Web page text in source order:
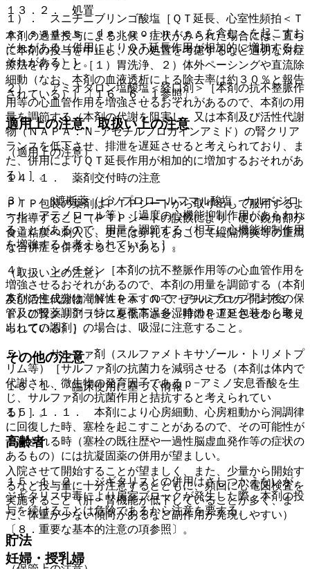
１３．２． 処置
本剤の過量投与による兆候・症状がみられた場合には、直ち
に本剤の投与を中止し、次の処置を考慮するなど適切な対症
療法を行うこと［１）胃洗浄、２）体外ペーシングや直流除
細動（なお、本剤の血液透析による除去率は約３０％と報告
されている）］〔１６．６．１参照〕。
適用上の注意、取扱い上の注意
（適用上の注意）
１４．１． 薬剤交付時の注意
ＰＴＰ包装の薬剤はＰＴＰシートから取り出して服用するよ
う指導すること（ＰＴＰシートの誤飲により、硬い鋭角部が
食道粘膜へ刺入し、更には穿孔をおこして縦隔洞炎等の重篤
な合併症を併発することがある）。
（取扱い上の注意）
本剤の主成分は潮解性を示すので、アルミラップ開封後の保
管及び投薬調剤（特に夏季高温多湿時のＰＴＰ包装から取り
出しての調剤）の場合は、吸湿に注意すること。
その他の注意
１５．１． 臨床使用に基づく情報
１５．１．１． 本剤により心房細動、心房粗動から洞調律
に回復した時、塞栓を起こすことがあるので、その可能性が
予測される時（塞栓の既往歴や一過性脳虚血発作等の症状の
あるもの）には抗凝固薬の併用が望ましい。
１５．１．２． ジギタリスとの併用はさしつかえないが、
ジギタリス中毒により房室ブロックが発生した際、本剤の投
与を続けることは危険であるから注意を要する。
貯法
１）． スニチニブリンゴ酸塩［ＱＴ延長、心室性頻拍＜Ｔ
ｏｒｓａｄｅｓ ｄｅ ｐｏｉｎｔｅｓを含む＞を起こすお
それがある（併用によりＱＴ延長作用が相加的に増加するお
それがある）］。
２）． アミオダロン塩酸塩＜経口剤＞［本剤の抗不整脈作
用等の心血管作用を増強させるおそれがあるので、本剤の用
量を調節する（本剤の代謝を阻害し、又は本剤及び活性代謝
物（ＮＡＰＡ：Ｎ−アセチルプロカインアミド）の腎クリア
ランスを低下させ、排泄を遅延させると考えられており、ま
た、併用によりＱＴ延長作用が相加的に増加するおそれがあ
る）］。
３）． β遮断薬（ビソプロロールフマル酸塩、カルベジロ
ール、アテノロール等）［過度の心機能抑制作用があらわれ
ることがあるので、用量を調節する（相互に心機能抑制作用
を増強すると考えられている）］。
４）． シメチジン［本剤の抗不整脈作用等の心血管作用を
増強させるおそれがあるので、本剤の用量を調節する（本剤
及び活性代謝物（ＮＡＰＡ：Ｎ−アセチルプロカインアミ
ド）の腎クリアランスを低下させ、排泄を遅延させると考え
られている）］。
５）． サルファ剤（スルファメトキサゾール・トリメトプ
リム等）［サルファ剤の抗菌力を減弱させる（本剤は体内で
代謝され、微生物の発育因子であるｐ−アミノ安息香酸を生
じ、サルファ剤の抗菌作用と拮抗すると考えられてい
る）］。
高齢者
入院させて開始することが望ましく、また、少量から開始す
るなど投与量に十分注意するとともに、頻回に心電図検査を
実施すること（肝・腎機能が低下していることが多く、ま
た、体重が少ない傾向があるなど副作用が発現しやすい）
〔８．重要な基本的注意の項参照〕。
妊婦・授乳婦